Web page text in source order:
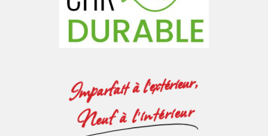
Imparfait à l'extérieur,
Neuf à l'intérieur